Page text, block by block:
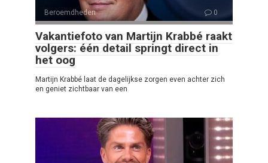
Beroemdheden 0
Vakantiefoto van Martijn Krabbé raakt
volgers: één detail springt direct in
het oog
Martijn Krabbé laat de dagelijkse zorgen even achter zich
en geniet zichtbaar van een